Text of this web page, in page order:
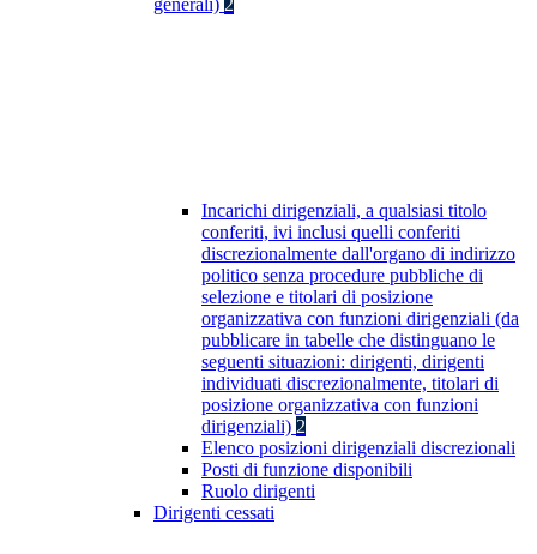
generali) 2
Incarichi dirigenziali, a qualsiasi titolo
conferiti, ivi inclusi quelli conferiti
discrezionalmente dall'organo di indirizzo
politico senza procedure pubbliche di
selezione e titolari di posizione
organizzativa con funzioni dirigenziali (da
pubblicare in tabelle che distinguano le
seguenti situazioni: dirigenti, dirigenti
individuati discrezionalmente, titolari di
posizione organizzativa con funzioni
dirigenziali) 2
Elenco posizioni dirigenziali discrezionali
Posti di funzione disponibili
Ruolo dirigenti
Dirigenti cessati